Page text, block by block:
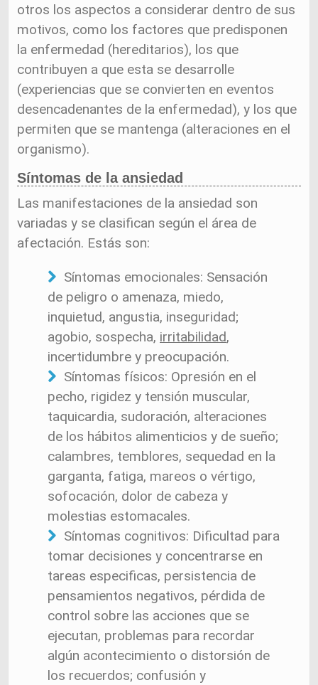
otros los aspectos a considerar dentro de sus
motivos, como los factores que predisponen
la enfermedad (hereditarios), los que
contribuyen a que esta se desarrolle
(experiencias que se convierten en eventos
desencadenantes de la enfermedad), y los que
permiten que se mantenga (alteraciones en el
organismo).
Síntomas de la ansiedad
Las manifestaciones de la ansiedad son
variadas y se clasifican según el área de
afectación. Estás son:
Síntomas emocionales: Sensación
de peligro o amenaza, miedo,
inquietud, angustia, inseguridad;
agobio, sospecha, irritabilidad,
incertidumbre y preocupación.
Síntomas físicos: Opresión en el
pecho, rigidez y tensión muscular,
taquicardia, sudoración, alteraciones
de los hábitos alimenticios y de sueño;
calambres, temblores, sequedad en la
garganta, fatiga, mareos o vértigo,
sofocación, dolor de cabeza y
molestias estomacales.
Síntomas cognitivos: Dificultad para
tomar decisiones y concentrarse en
tareas especificas, persistencia de
pensamientos negativos, pérdida de
control sobre las acciones que se
ejecutan, problemas para recordar
algún acontecimiento o distorsión de
los recuerdos; confusión y